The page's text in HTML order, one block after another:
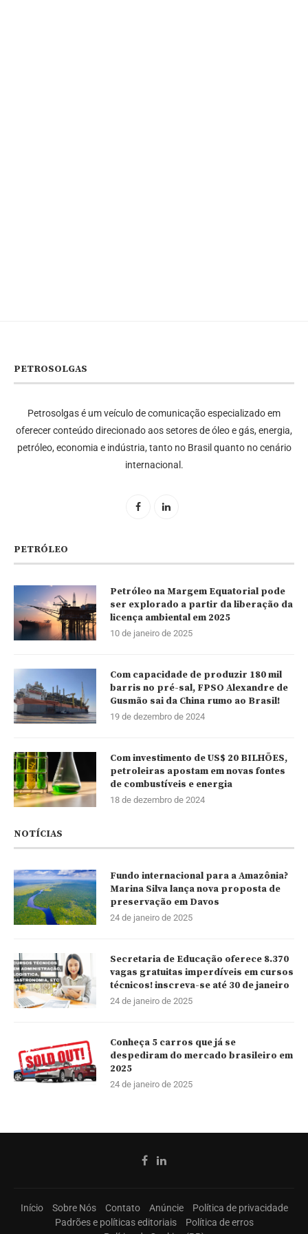
PETROSOLGAS
Petrosolgas é um veículo de comunicação especializado em
oferecer conteúdo direcionado aos setores de óleo e gás, energia,
petróleo, economia e indústria, tanto no Brasil quanto no cenário
internacional.
PETRÓLEO
Petróleo na Margem Equatorial pode
ser explorado a partir da liberação da
licença ambiental em 2025
10 de janeiro de 2025
Com capacidade de produzir 180 mil
barris no pré-sal, FPSO Alexandre de
Gusmão sai da China rumo ao Brasil!
19 de dezembro de 2024
Com investimento de US$ 20 BILHÕES,
petroleiras apostam em novas fontes
de combustíveis e energia
18 de dezembro de 2024
NOTÍCIAS
Fundo internacional para a Amazônia?
Marina Silva lança nova proposta de
preservação em Davos
24 de janeiro de 2025
Secretaria de Educação oferece 8.370
vagas gratuitas imperdíveis em cursos
técnicos! inscreva-se até 30 de janeiro
24 de janeiro de 2025
Conheça 5 carros que já se
despediram do mercado brasileiro em
2025
24 de janeiro de 2025
Início Sobre Nós Contato Anúncie
Política de privacidade
Padrões e políticas editoriais
Política de erros